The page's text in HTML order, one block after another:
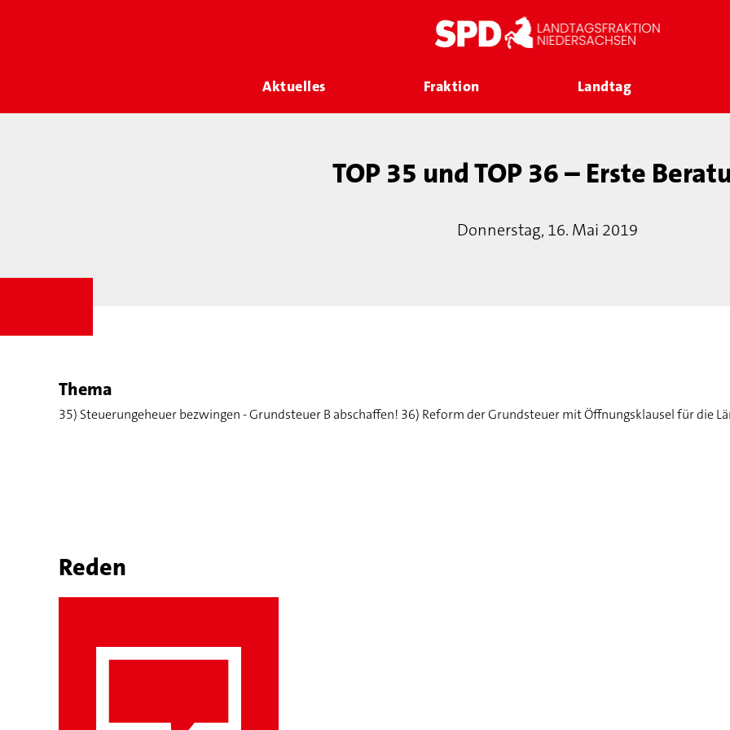
Aktuelles Fraktion Landtag
TOP 35 und TOP 36 – Erste
Donnerstag, 16. Mai 2019
Thema
35) Steuerungeheuer bezwingen - Grundsteuer B abschaffen! 36) Reform der Grundsteuer mit Öffnungsklausel für die
Reden